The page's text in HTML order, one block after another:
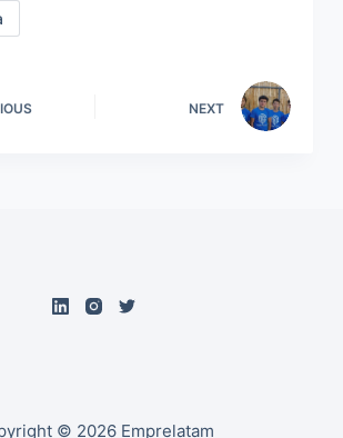
NEXT
© 2026 Emprelatam